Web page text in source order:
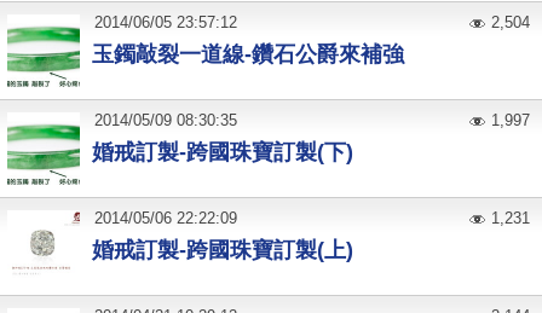
玉鐲敲裂一道線-鑽石公爵來補強
2014/06/05 23:57:12 2,504
婚戒訂製-跨國珠寶訂製(下)
2014/05/09 08:30:35 1,997
婚戒訂製-跨國珠寶訂製(上)
2014/05/06 22:22:09 1,231